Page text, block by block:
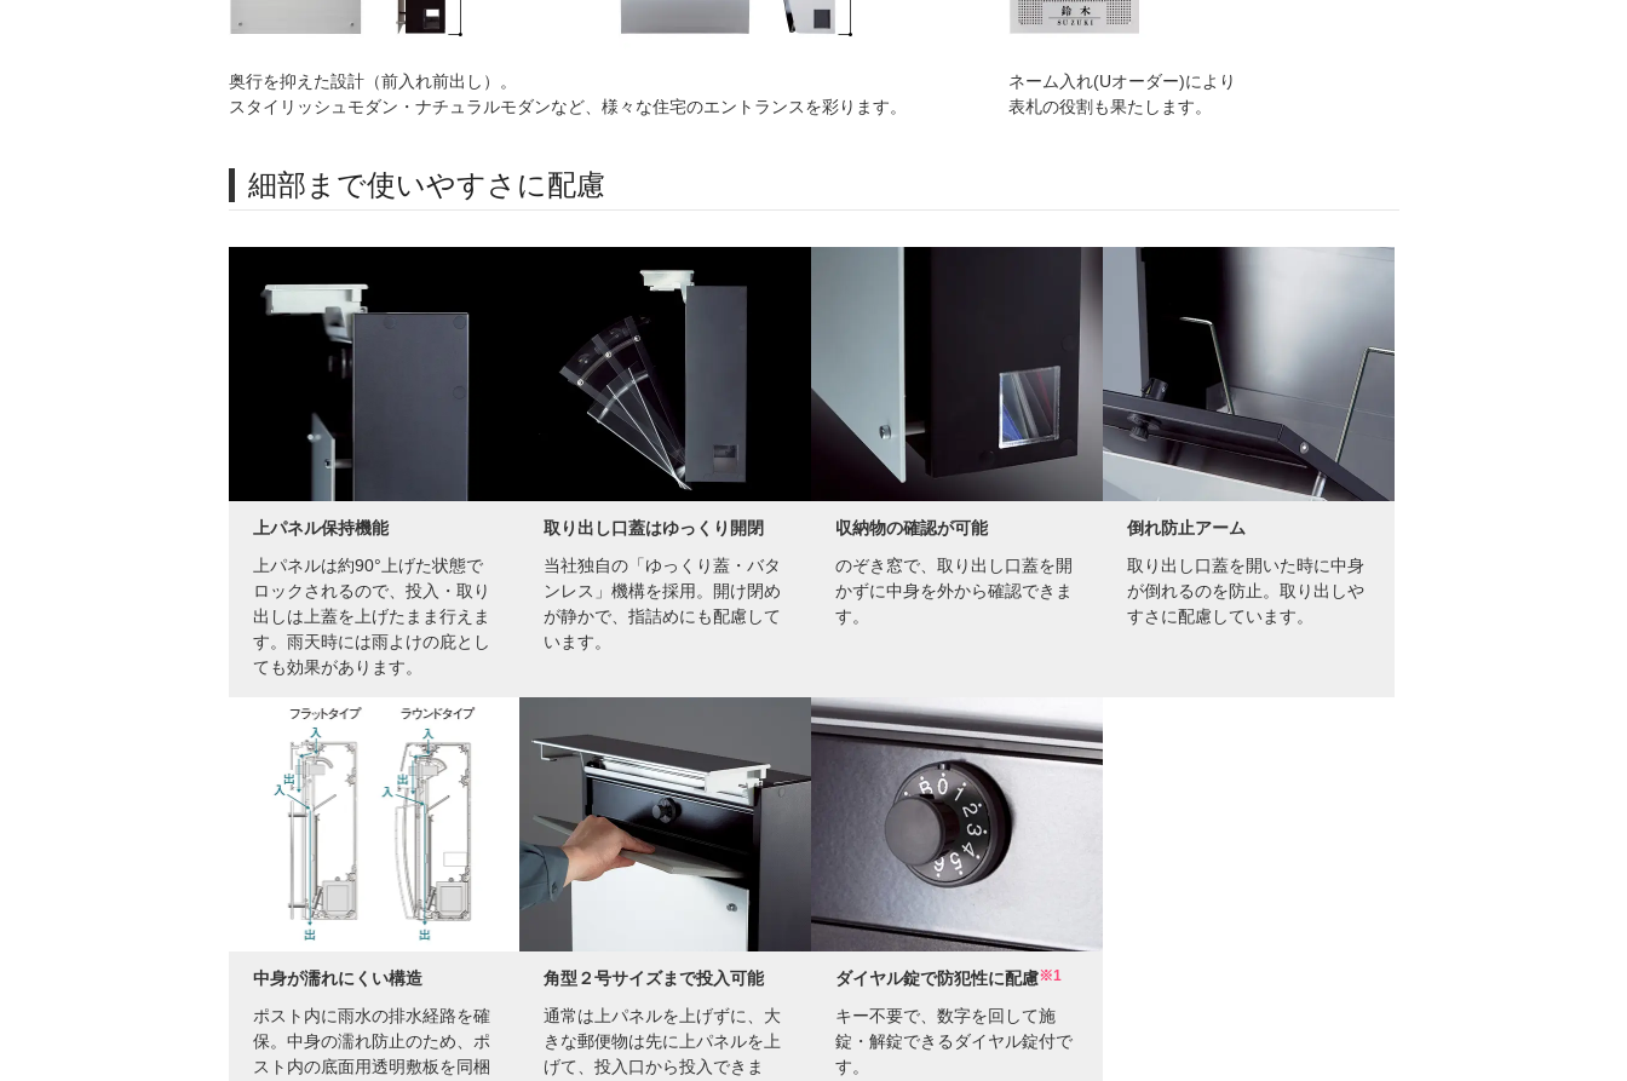
奥行を抑えた設計（前入れ前出し）。
スタイリッシュモダン・ナチュラルモダンなど、様々な住宅のエントランスを彩ります。
ネーム入れ(Uオーダー)により
表札の役割も果たします。
細部まで使いやすさに配慮
上パネル保持機能
上パネルは約90°上げた状態で
ロックされるので、投入・取り
出しは上蓋を上げたまま行えま
す。雨天時には雨よけの庇とし
ても効果があります。
取り出し口蓋はゆっくり開閉
当社独自の「ゆっくり蓋・バタ
ンレス」機構を採用。開け閉め
が静かで、指詰めにも配慮して
います。
収納物の確認が可能
のぞき窓で、取り出し口蓋を開
かずに中身を外から確認できま
す。
倒れ防止アーム
取り出し口蓋を開いた時に中身
が倒れるのを防止。取り出しや
すさに配慮しています。
中身が濡れにくい構造
ポスト内に雨水の排水経路を確
保。中身の濡れ防止のため、ポ
スト内の底面用透明敷板を同梱
角型２号サイズまで投入可能
通常は上パネルを上げずに、大
きな郵便物は先に上パネルを上
げて、投入口から投入できま
ダイヤル錠で防犯性に配慮※1
キー不要で、数字を回して施
錠・解錠できるダイヤル錠付で
す。